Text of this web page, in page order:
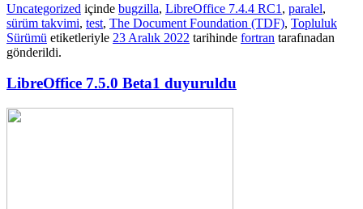
Uncategorized içinde bugzilla, LibreOffice 7.4.4 RC1 , paralel,
sürüm takvimi, test, The Document Foundation (TDF), Topluluk
Sürümü etiketleriyle 23 Aralık 2022 tarihinde fortran tarafınadan
gönderildi.
LibreOffice 7.5.0 Beta1 duyuruldu